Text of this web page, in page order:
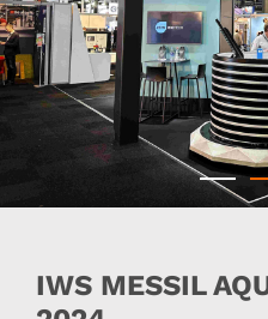
IWS MESSIL